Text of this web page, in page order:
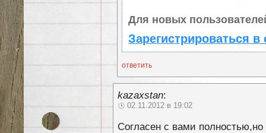
Для новых
Зарегистрироваться в
ответить
kazaxstan:
02.11.2012 в 19:02
Согласен с вами